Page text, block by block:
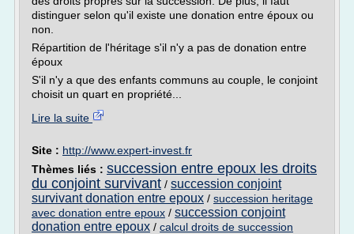
distinguer selon qu'il existe une donation entre époux ou
non.
Répartition de l'héritage s'il n'y a pas de donation entre
époux
S'il n'y a que des enfants communs au couple, le conjoint
choisit un quart en propriété...
Lire la suite
Site : http://www.expert-invest.fr
Thèmes liés : succession entre epoux les droits
du conjoint survivant / succession conjoint
survivant donation entre epoux / succession heritage
avec donation entre epoux / succession conjoint
donation entre epoux / calcul droits de succession